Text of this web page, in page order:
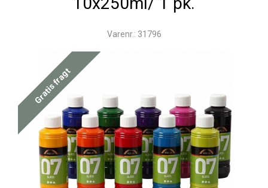
Varenr.: 31796
Gratis fragt